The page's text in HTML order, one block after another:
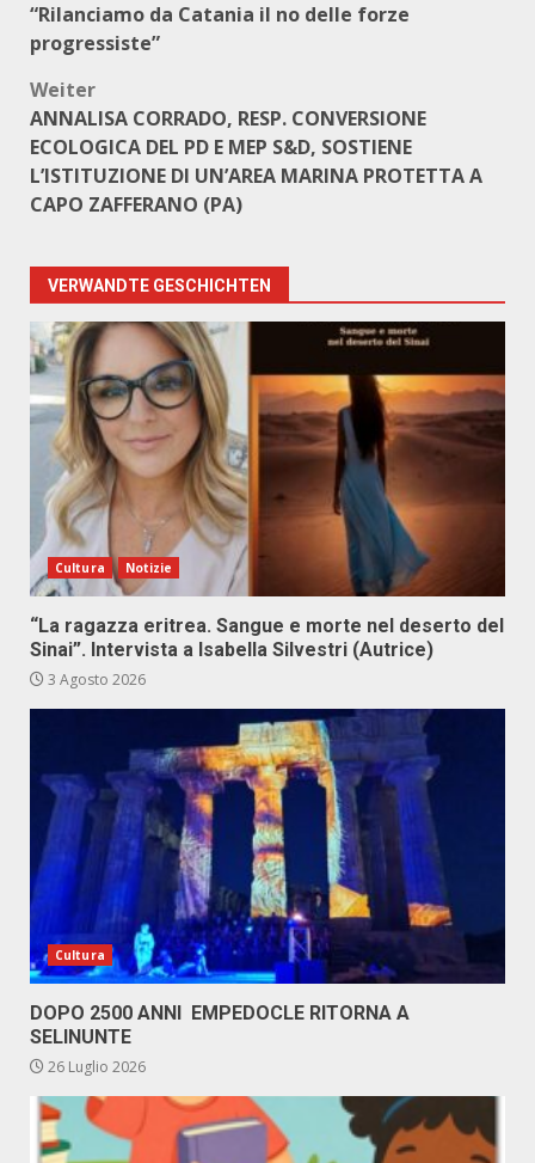
“Rilanciamo da Catania il no delle forze
progressiste”
Weiter
ANNALISA CORRADO, RESP. CONVERSIONE
ECOLOGICA DEL PD E MEP S&D, SOSTIENE
L’ISTITUZIONE DI UN’AREA MARINA PROTETTA A
CAPO ZAFFERANO (PA)
VERWANDTE GESCHICHTEN
Cultura Notizie
“La ragazza eritrea. Sangue e morte nel deserto del
Sinai”. Intervista a Isabella Silvestri (Autrice)
3 Agosto 2026
Cultura
DOPO 2500 ANNI EMPEDOCLE RITORNA A
SELINUNTE
26 Luglio 2026